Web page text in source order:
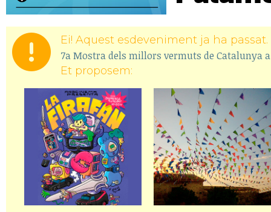
Ei! Aquest esdeveniment ja ha
7a Mostra dels millors vermuts de Catalunya
Et proposem: